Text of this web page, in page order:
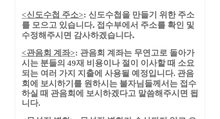
<신도수첩 주소>: 신도수첩을 만들기 위한 주소
를 모으고 있습니다. 접수부에서 주소를 확인 및
수정해주시면 감사하겠습니다.
<관음회 계좌>: 관음회 계좌는 무연고로 돌아가
시는 분들의 49재 비용이나 절이 이사할 때 소요
되는 여러 가지 지출에 사용될 예정입니다. 관음
회에 보시하기를 원하시는 불자님들께서는 접수
하실 때 관음회에 보시하겠다고 말씀해주시면 됩
니다.